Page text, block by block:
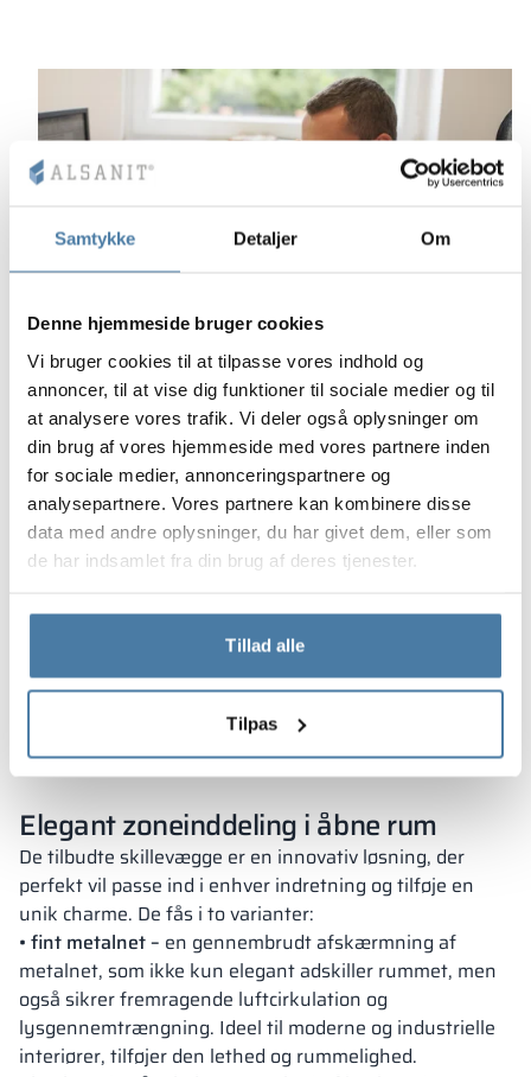
Samtykke Detaljer Om
Denne hjemmeside bruger cookies
Vi bruger cookies til at tilpasse vores indhold og
annoncer, til at vise dig funktioner til sociale medier og til
at analysere vores trafik. Vi deler også oplysninger om
din brug af vores hjemmeside med vores partnere inden
for sociale medier, annonceringspartnere og
analysepartnere. Vores partnere kan kombinere disse
data med andre oplysninger, du har givet dem, eller som
de har indsamlet fra din brug af deres tjenester.
Tillad alle
Tilpas
Spørg en rådgiver om et
tilbud til dig
+48 453 039 919(man–fre 8:00 – 16:00)
PRODUCT
BOOK
Download katalog
Elegant zoneinddeling i åbne rum
De tilbudte skillevægge er en innovativ løsning, der
perfekt vil passe ind i enhver indretning og tilføje en
unik charme. De fås i to varianter:
• fint metalnet – en gennembrudt afskærmning af
metalnet, som ikke kun elegant adskiller rummet, men
også sikrer fremragende luftcirkulation og
lysgennemtrængning. Ideel til moderne og industrielle
interiører, tilføjer den lethed og rummelighed.